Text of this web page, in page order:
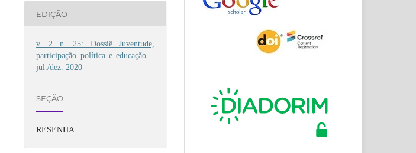
EDIÇÃO
v. 2 n. 25: Dossiê Juventude,
participação política e educação –
jul./dez. 2020
SEÇÃO
RESENHA